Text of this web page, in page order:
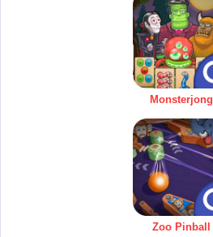
Monsterjong
Zoo Pinball